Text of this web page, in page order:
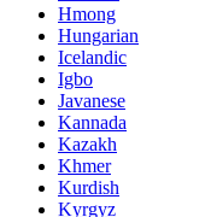
Hmong
Hungarian
Icelandic
Igbo
Javanese
Kannada
Kazakh
Khmer
Kurdish
Kyrgyz